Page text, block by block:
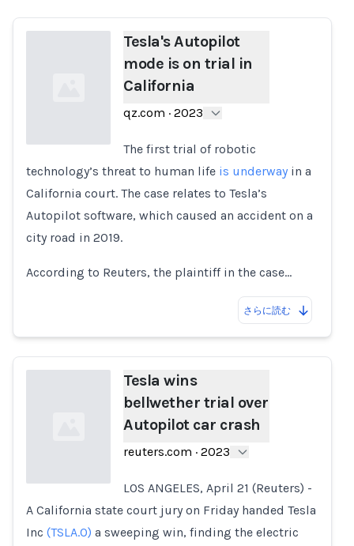
Loading...
Tesla's Autopilot
mode is on trial in
California
qz.com · 2023
The first trial of robotic
technology’s threat to human life is underway in a
California court. The case relates to Tesla’s
Autopilot software, which caused an accident on a
city road in 2019.
According to Reuters, the plaintiff in the case…
さらに読む
Loading...
Tesla wins
bellwether trial over
Autopilot car crash
reuters.com · 2023
LOS ANGELES, April 21 (Reuters) -
A California state court jury on Friday handed Tesla
Inc (TSLA.O) a sweeping win, finding the electric